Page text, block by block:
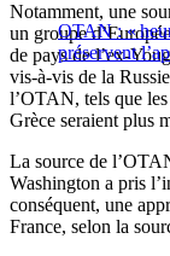
OTAN : «
préservent
Notamment, une
un groupe
de pays de l’ex-
vis-à-vis de la
l’OTAN, tels que
Grèce seraient plus
La source de
Washington a pris
conséquent, une
France, selon la